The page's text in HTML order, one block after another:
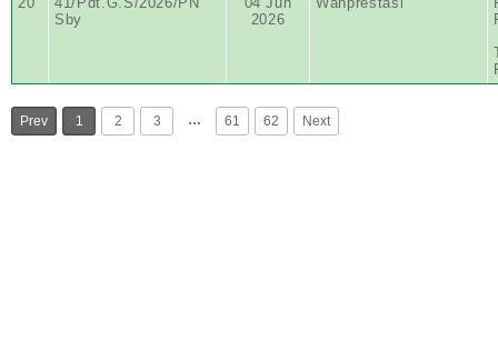
Sby
2026
Prev 1 2 3 … 61 62 Next